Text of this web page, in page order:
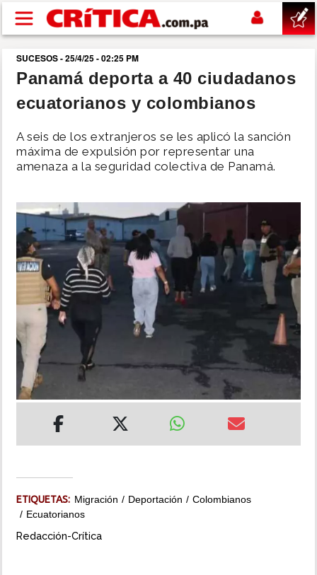
Pasar al contenido principal
buscar
SUCESOS
NACIONAL
DEPORTES
MUNDO
INSÓLITAS
MULTIMEDIA
IMPRESO
SUCESOS - 25/4/25 - 02:25 PM
Panamá deporta a 40 ciudadanos
ecuatorianos y colombianos
A seis de los extranjeros se les aplicó la sanción
máxima de expulsión por representar una
amenaza a la seguridad colectiva de Panamá.
ETIQUETAS: Migración Deportación
Colombianos
Ecuatorianos
Redacción-Crítica